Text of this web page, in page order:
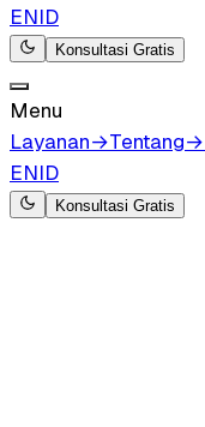
ENID
Konsultasi Gratis
Menu
Layanan→Tentang→
ENID
Konsultasi Gratis